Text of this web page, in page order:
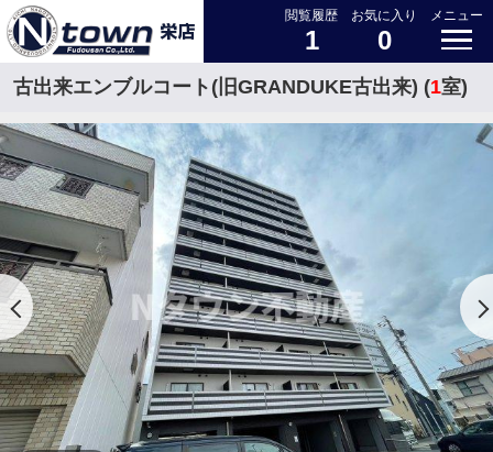
閲覧履歴
1
お気に入り
0
メニュー
古出来エンブルコート(旧GRANDUKE古出来) (1室)